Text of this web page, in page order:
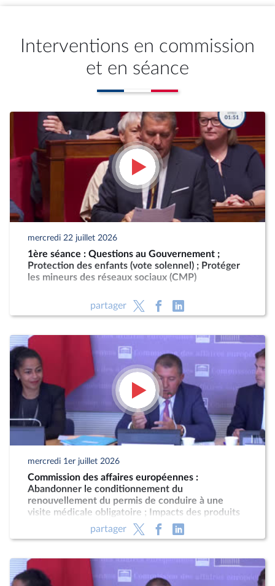
Interventions en commission
et en séance
mercredi 22 juillet 2026
1ère séance : Questions au Gouvernement ;
Protection des enfants (vote solennel) ; Protéger
les mineurs des réseaux sociaux (CMP)
partager
mercredi 1er juillet 2026
Commission des affaires européennes :
Abandonner le conditionnement du
renouvellement du permis de conduire à une
visite médicale obligatoire ; Impacts des produits
phytopharmaceutiques
partager